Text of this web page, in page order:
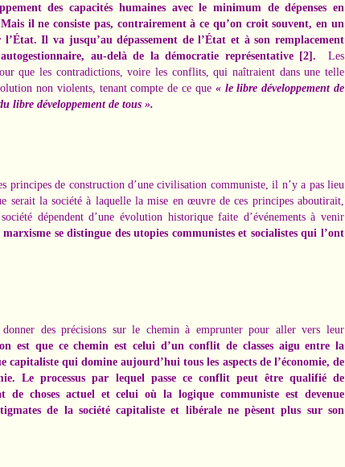
des capacités humaines avec le minimum de dépenses en
il ne consiste pas, contrairement à ce qu’on croit souvent, en un
l’État. Il va jusqu’au dépassement de l’État et à son remplacement
au-delà de la démocratie représentative [2].
Les
que les contradictions, voire les conflits, qui naîtraient dans une telle
non violents, tenant compte de ce que « le libre développement de
libre développement de tous ».
principes de construction d’une civilisation communiste, il n’y a pas lieu
serait la société à laquelle la mise en œuvre de ces principes aboutirait,
dépendent d’une évolution historique faite d’événements à venir
se distingue des utopies communistes et socialistes qui l’ont
des précisions sur le chemin à emprunter pour aller vers leur
est que ce chemin est celui d’un conflit de classes aigu entre la
capitaliste qui domine aujourd’hui tous les aspects de l’économie, de
Le processus par lequel passe ce conflit peut être qualifié de
de choses actuel et celui où la logique communiste est devenue
de la société capitaliste et libérale ne pèsent plus sur son